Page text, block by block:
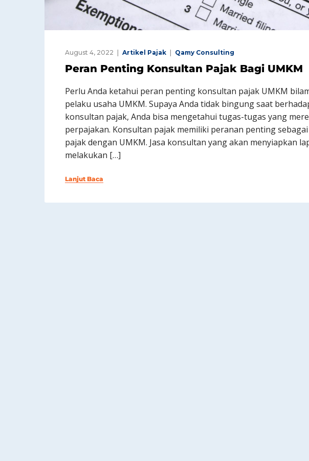
August 4, 2022 Artikel Pajak Qamy Consulting
Peran Penting Konsultan Pajak Bagi UMKM
Perlu Anda ketahui peran penting konsultan pajak UMKM
pelaku usaha UMKM. Supaya Anda tidak bingung saat
konsultan pajak, Anda bisa mengetahui tugas-tugas yang
perpajakan. Konsultan pajak memiliki peranan penting
pajak dengan UMKM. Jasa konsultan yang akan menyiapkan
melakukan […]
Lanjut Baca